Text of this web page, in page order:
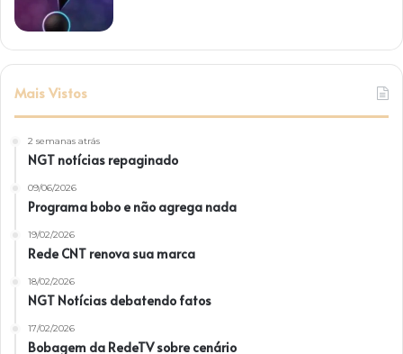
Mais Vistos
2 semanas atrás
NGT notícias repaginado
09/06/2026
Programa bobo e não agrega nada
19/02/2026
Rede CNT renova sua marca
18/02/2026
NGT Notícias debatendo fatos
17/02/2026
Bobagem da RedeTV sobre cenário